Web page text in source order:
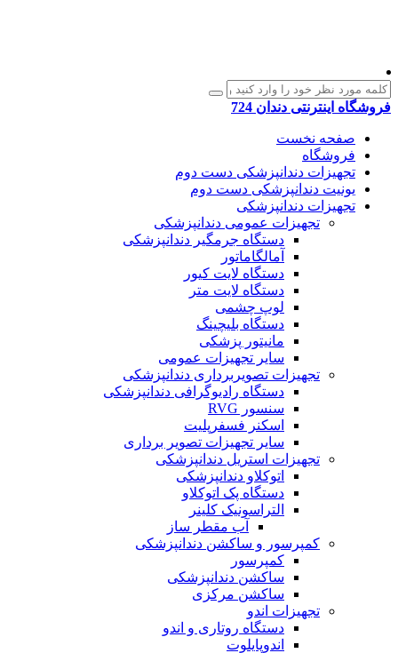
فروشگاه اینترنتی دندان 724
صفحه نخست
فروشگاه
تجهیزات دندانپزشکی دست دوم
یونیت دندانپزشکی دست دوم
تجهیزات دندانپزشکی
تجهیزات عمومی دندانپزشکی
دستگاه جرمگیر دندانپزشکی
آمالگاماتور
دستگاه لایت کیور
دستگاه لایت متر
لوپ چشمی
دستگاه بلیچینگ
مانیتور پزشکی
سایر تجهیزات عمومی
تجهیزات تصویربرداری دندانپزشکی
دستگاه رادیوگرافی دندانپزشکی
سنسور RVG
اسکنر فسفرپلیت
سایر تجهیزات تصویر برداری
تجهیزات استریل دندانپزشکی
اتوکلاو دندانپزشکی
دستگاه پک اتوکلاو
التراسونیک کلینر
آب مقطر ساز
کمپرسور و ساکشن دندانپزشکی
کمپرسور
ساکشن دندانپزشکی
ساکشن مرکزی
تجهیزات اندو
دستگاه روتاری و اندو
اندوپایلوت